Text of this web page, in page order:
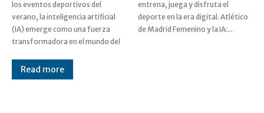
los eventos deportivos del
verano, la inteligencia artificial
(IA) emerge como una fuerza
transformadora en el mundo del
entrena, juega y disfruta el
deporte en la era digital. Atlético
de Madrid Femenino y la IA:...
Read more